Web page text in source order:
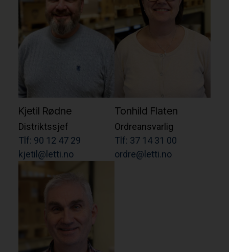
Kjetil Rødne
Distriktssjef
Tlf: 90 12 47 29
kjetil@letti.no
Tonhild Flaten
Ordreansvarlig
Tlf: 37 14 31 00
ordre@letti.no